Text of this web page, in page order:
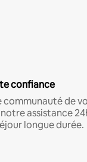
confiance
communauté de
assistance
longue durée.